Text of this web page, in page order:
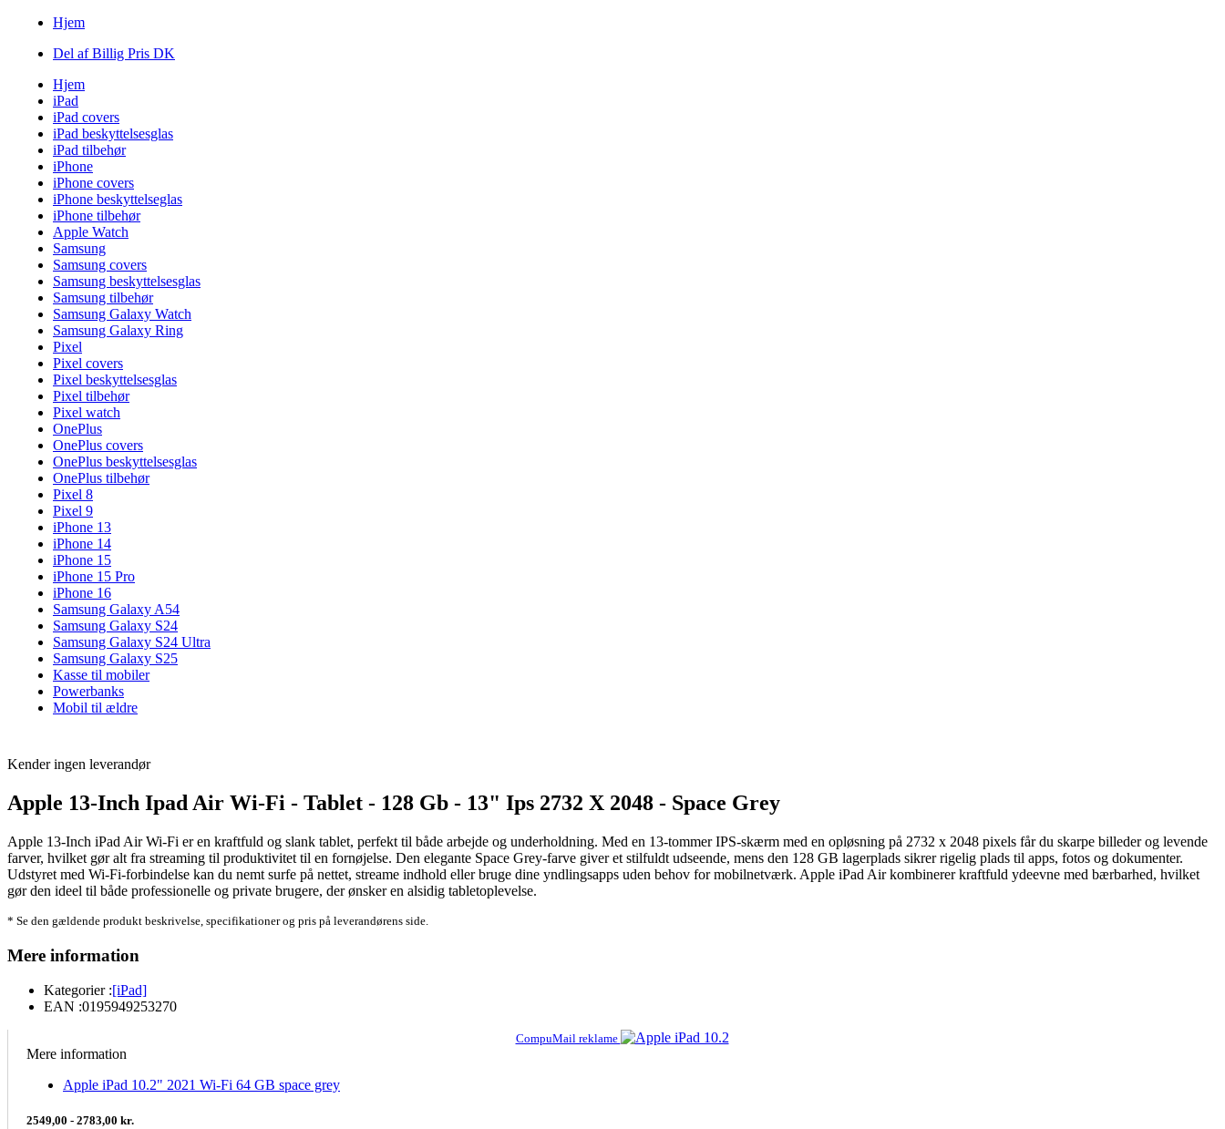
Hjem
Del af Billig Pris DK
Hjem
iPad
iPad covers
iPad beskyttelsesglas
iPad tilbehør
iPhone
iPhone covers
iPhone beskyttelseglas
iPhone tilbehør
Apple Watch
Samsung
Samsung covers
Samsung beskyttelsesglas
Samsung tilbehør
Samsung Galaxy Watch
Samsung Galaxy Ring
Pixel
Pixel covers
Pixel beskyttelsesglas
Pixel tilbehør
Pixel watch
OnePlus
OnePlus covers
OnePlus beskyttelsesglas
OnePlus tilbehør
Pixel 8
Pixel 9
iPhone 13
iPhone 14
iPhone 15
iPhone 15 Pro
iPhone 16
Samsung Galaxy A54
Samsung Galaxy S24
Samsung Galaxy S24 Ultra
Samsung Galaxy S25
Kasse til mobiler
Powerbanks
Mobil til ældre
Kender ingen leverandør
Apple 13-Inch Ipad Air Wi-Fi - Tablet - 128 Gb - 13" Ips 2732 X 2048 - Space Grey
Apple 13-Inch iPad Air Wi-Fi er en kraftfuld og slank tablet, perfekt til både arbejde og underholdning. Med en 13-tommer IPS-skærm med en opløsning på 2732 x 2048 pixels får du skarpe billeder og levende
farver, hvilket gør alt fra streaming til produktivitet til en fornøjelse. Den elegante Space Grey-farve giver et stilfuldt udseende, mens den 128 GB lagerplads sikrer rigelig plads til apps, fotos og dokumenter.
Udstyret med Wi-Fi-forbindelse kan du nemt surfe på nettet, streame indhold eller bruge dine yndlingsapps uden behov for mobilnetværk. Apple iPad Air kombinerer kraftfuld ydeevne med bærbarhed, hvilket
gør den ideel til både professionelle og private brugere, der ønsker en alsidig tabletoplevelse.
* Se den gældende produkt beskrivelse, specifikationer og pris på leverandørens side.
Mere information
Kategorier :[iPad]
EAN :0195949253270
CompuMail reklame
Mere information
Apple iPad 10.2" 2021 Wi-Fi 64 GB space grey
2549,00 - 2783,00 kr.